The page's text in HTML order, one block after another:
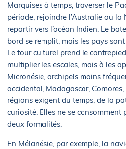
Marquises à temps, traverser le
période, rejoindre l’Australie ou
repartir vers l’océan Indien. Le
bord se remplit, mais les pays
Le tour culturel prend le
multiplier les escales, mais à les
Micronésie, archipels moins
occidental, Madagascar,
régions exigent du temps, de la
curiosité. Elles ne se consomment
deux formalités.
En Mélanésie, par exemple, la